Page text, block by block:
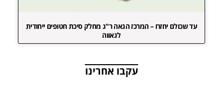
עד שכולם יחזרו – המרכז הגאה ר"ג מחלק סיכת חטופים ייחודית
לגאווה
עקבו אחרינו